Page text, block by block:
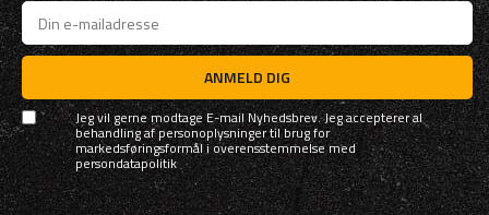
ANMELD DIG
Jeg vil gerne modtage E-mail Nyhedsbrev. Jeg accepterer al
behandling af personoplysninger til brug for
markedsføringsformål i overensstemmelse med
persondatapolitik